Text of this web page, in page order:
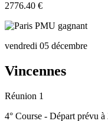
2776.40 €
vendredi 05 décembre
Vincennes
Réunion 1
4° Course - Départ prévu à